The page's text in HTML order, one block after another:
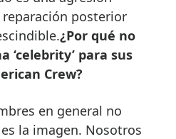
posterior
¿Por qué no
‘celebrity’ para sus
Crew?
en general no
la imagen. Nosotros